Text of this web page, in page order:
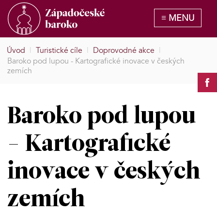
Úvod | Turistické cíle | Doprovodné akce |
Baroko pod lupou - Kartografické inovace v českých
zemích
Baroko pod lupou
- Kartografické
inovace v českých
zemích